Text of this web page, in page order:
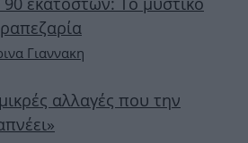
Γιαννακη
αλλαγές που την